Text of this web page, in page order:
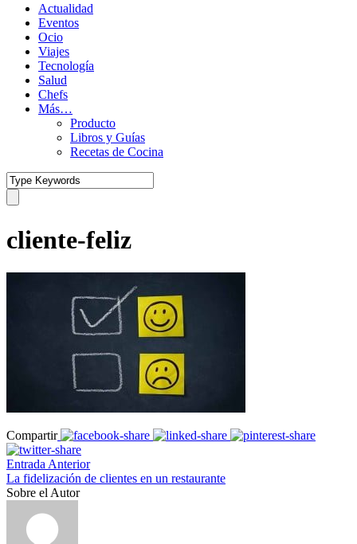
Actualidad
Eventos
Ocio
Viajes
Tecnología
Salud
Chefs
Más…
Producto
Libros y Guías
Recetas de Cocina
cliente-feliz
Compartir
Entrada Anterior
La fidelización de clientes en un restaurante
Sobre el Autor